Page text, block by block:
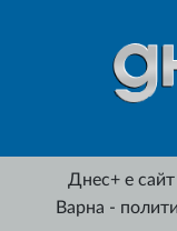
Днес+ е сайт
Варна -